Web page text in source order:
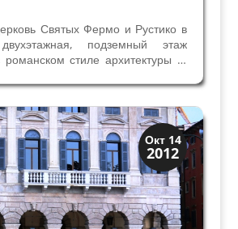
Святых Фермо и Рустико в
подземный этаж
романском стиле архитектуры XI
в XIII веке в готическом. Как и
соборах, в Сан Фермо
Окт 14
2012
Верона
Экскурсии